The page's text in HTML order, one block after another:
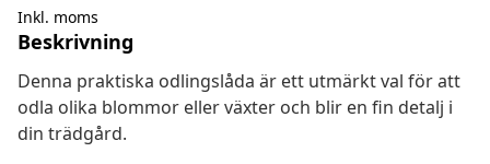
Inkl. moms
Beskrivning
Denna praktiska odlingslåda är ett utmärkt val för att
odla olika blommor eller växter och blir en fin detalj i
din trädgård.